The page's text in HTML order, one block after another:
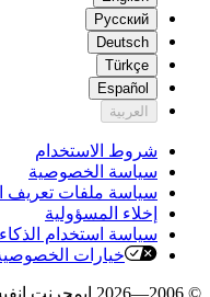
Русский
Deutsch
Türkçe
Español
العربية
شروط الاستخدام
سياسة الخصوصية
سياسة ملفات تعريف
إخلاء المسؤولية
سياسة استخدام
خيارات
© 2006—2026 ايمجرنت انفيست. جميع الحقوق محفوظة